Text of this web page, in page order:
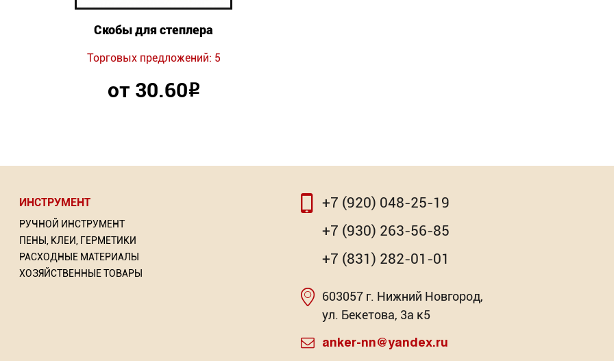
Скобы для степлера
Торговых предложений: 5
от 30.60Р
Нить крученая разметочная
Торговых предложений: 2
Насадка для МФИ ЗУБР BIM
Торговых предложений: 3
ИНСТРУМЕНТ
РУЧНОЙ ИНСТРУМЕНТ
ПЕНЫ, КЛЕИ, ГЕРМЕТИКИ
РАСХОДНЫЕ МАТЕРИАЛЫ
ХОЗЯЙСТВЕННЫЕ ТОВАРЫ
+7 (920) 048-25-19
+7 (930) 263-56-85
+7 (831) 282-01-01
603057 г. Нижний Новгород,
ул. Бекетова, 3а к5
anker-nn@yandex.ru